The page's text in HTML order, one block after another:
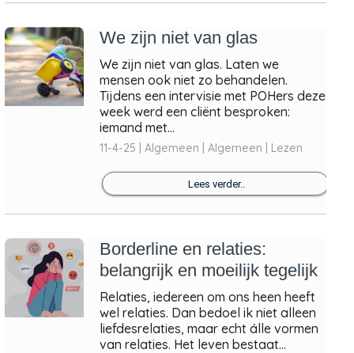
We zijn niet van glas
We zijn niet van glas. Laten we
mensen ook niet zo behandelen.
Tijdens een intervisie met POHers deze
week werd een cliënt besproken:
iemand met...
11-4-25 | Algemeen | Algemeen | Lezen
Lees verder..
Borderline en relaties:
belangrijk en moeilijk tegelijk
Relaties, iedereen om ons heen heeft
wel relaties. Dan bedoel ik niet alleen
liefdesrelaties, maar echt álle vormen
van relaties. Het leven bestaat...